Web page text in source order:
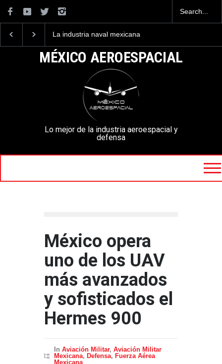
La industria naval mexicana
la Armada de México
Entrenar a un piloto para
mexicanos cuesta 2.9
millones de dólares
MÉXICO AEROESPACIAL
Lo mejor de la industria aeroespacial y
defensa
México opera
uno de los UAV
más avanzados
y sofisticados el
Hermes 900
In Aviación Militar, Aviación Militar
Mexicana, Defensa, Fuerza Aérea
Mexicana